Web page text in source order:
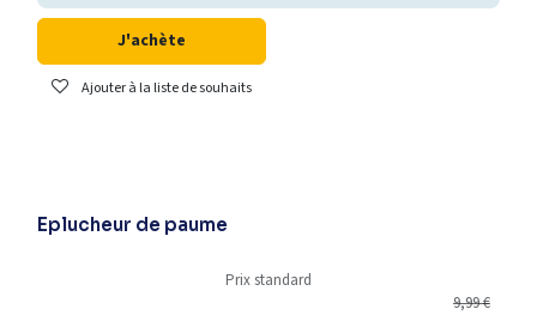
J'achète
Ajouter à la liste de souhaits
Eplucheur de paume
Prix standard
9,99€